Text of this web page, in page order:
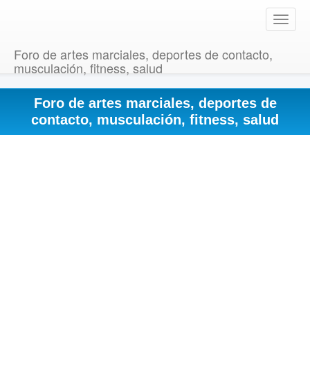
T
o
e
v
Foro de artes marciales, deportes de contacto,
musculación, fitness, salud
Foro de artes marciales, deportes de
contacto, musculación, fitness, salud